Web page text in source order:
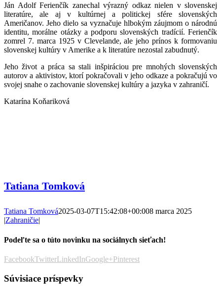
Ján Adolf Ferienčík zanechal výrazný odkaz nielen v slovenskej
literatúre, ale aj v kultúrnej a politickej sfére slovenských
Američanov. Jeho dielo sa vyznačuje hlbokým záujmom o národnú
identitu, morálne otázky a podporu slovenských tradícií. Ferienčík
zomrel 7. marca 1925 v Clevelande, ale jeho prínos k formovaniu
slovenskej kultúry v Amerike a k literatúre nezostal zabudnutý.
Jeho život a práca sa stali inšpiráciou pre mnohých slovenských
autorov a aktivistov, ktorí pokračovali v jeho odkaze a pokračujú vo
svojej snahe o zachovanie slovenskej kultúry a jazyka v zahraničí.
Katarína Koňariková
Tatiana Tomková
Tatiana Tomková2025-03-07T15:42:08+00:008 marca 2025
|Zahraničie|
Podeľte sa o túto novinku na sociálnych sieťach!
FacebookTwitterLinkedInGoogle+Pinterest
Súvisiace príspevky